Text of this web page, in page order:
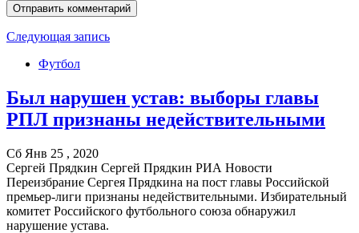
Следующая запись
Футбол
Был нарушен устав: выборы главы
РПЛ признаны недействительными
Сб Янв 25 , 2020
Сергей Прядкин Сергей Прядкин РИА Новости
Переизбрание Сергея Прядкина на пост главы Российской
премьер-лиги признаны недействительными. Избирательный
комитет Российского футбольного союза обнаружил
нарушение устава.